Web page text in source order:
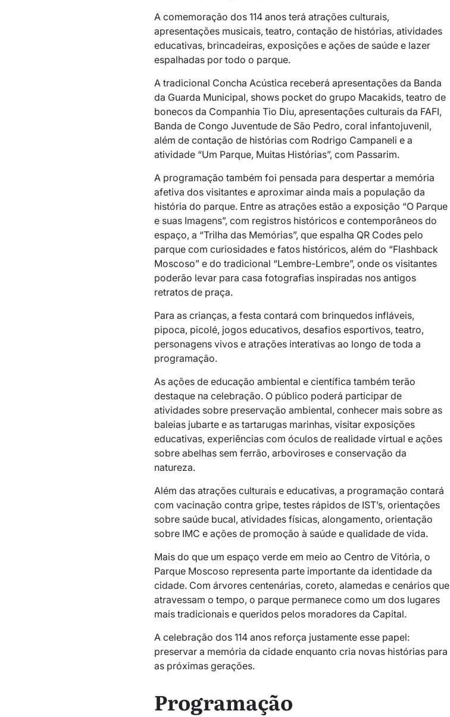
A comemoração dos 114 anos terá atrações culturais,
apresentações musicais, teatro, contação de histórias, atividades
educativas, brincadeiras, exposições e ações de saúde e lazer
espalhadas por todo o parque.
A tradicional Concha Acústica receberá apresentações da Banda
da Guarda Municipal, shows pocket do grupo Macakids, teatro de
bonecos da Companhia Tio Diu, apresentações culturais da FAFI,
Banda de Congo Juventude de São Pedro, coral infantojuvenil,
além de contação de histórias com Rodrigo Campaneli e a
atividade “Um Parque, Muitas Histórias”, com Passarim.
A programação também foi pensada para despertar a memória
afetiva dos visitantes e aproximar ainda mais a população da
história do parque. Entre as atrações estão a exposição “O Parque
e suas Imagens”, com registros históricos e contemporâneos do
espaço, a “Trilha das Memórias”, que espalha QR Codes pelo
parque com curiosidades e fatos históricos, além do “Flashback
Moscoso” e do tradicional “Lembre-Lembre”, onde os visitantes
poderão levar para casa fotografias inspiradas nos antigos
retratos de praça.
Para as crianças, a festa contará com brinquedos infláveis,
pipoca, picolé, jogos educativos, desafios esportivos, teatro,
personagens vivos e atrações interativas ao longo de toda a
programação.
As ações de educação ambiental e científica também terão
destaque na celebração. O público poderá participar de
atividades sobre preservação ambiental, conhecer mais sobre as
baleias jubarte e as tartarugas marinhas, visitar exposições
educativas, experiências com óculos de realidade virtual e ações
sobre abelhas sem ferrão, arboviroses e conservação da
natureza.
Além das atrações culturais e educativas, a programação contará
com vacinação contra gripe, testes rápidos de IST’s, orientações
sobre saúde bucal, atividades físicas, alongamento, orientação
sobre IMC e ações de promoção à saúde e qualidade de vida.
Mais do que um espaço verde em meio ao Centro de Vitória, o
Parque Moscoso representa parte importante da identidade da
cidade. Com árvores centenárias, coreto, alamedas e cenários que
atravessam o tempo, o parque permanece como um dos lugares
mais tradicionais e queridos pelos moradores da Capital.
A celebração dos 114 anos reforça justamente esse papel:
preservar a memória da cidade enquanto cria novas histórias para
as próximas gerações.
Programação